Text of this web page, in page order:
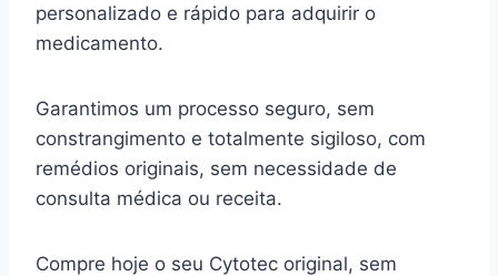
personalizado e rápido para adquirir o
medicamento.
Garantimos um processo seguro, sem
constrangimento e totalmente sigiloso, com
remédios originais, sem necessidade de
consulta médica ou receita.
Compre hoje o seu Cytotec original, sem